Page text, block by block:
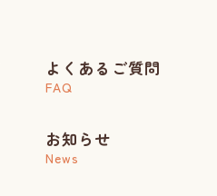
よくあるご質問
FAQ
お知らせ
News